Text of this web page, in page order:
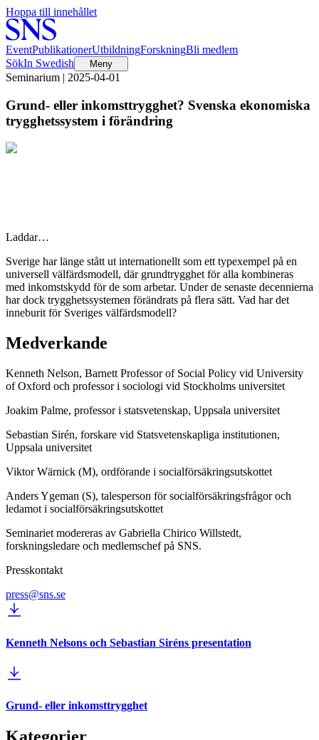
Hoppa till innehållet
EventPublikationerUtbildningForskningBli medlem
SökIn Swedish Meny
Seminarium | 2025-04-01
Grund- eller inkomsttrygghet? Svenska ekonomiska
trygghetssystem i förändring
Laddar…
Sverige har länge stått ut internationellt som ett typexempel på en
universell välfärdsmodell, där grundtrygghet för alla kombineras
med inkomstskydd för de som arbetar. Under de senaste decennierna
har dock trygghetssystemen förändrats på flera sätt. Vad har det
inneburit för Sveriges välfärdsmodell?
Medverkande
Kenneth Nelson, Barnett Professor of Social Policy vid University
of Oxford och professor i sociologi vid Stockholms universitet
Joakim Palme, professor i statsvetenskap, Uppsala universitet
Sebastian Sirén, forskare vid Statsvetenskapliga institutionen,
Uppsala universitet
Viktor Wärnick (M), ordförande i socialförsäkringsutskottet
Anders Ygeman (S), talesperson för socialförsäkringsfrågor och
ledamot i socialförsäkringsutskottet
Seminariet modereras av Gabriella Chirico Willstedt,
forskningsledare och medlemschef på SNS.
Presskontakt
press@sns.se
Kenneth Nelsons och Sebastian Siréns presentation
Grund- eller inkomsttrygghet